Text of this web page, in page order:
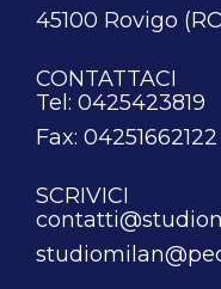
45100 Rovigo
CONTATTACI
Tel: 0425423819
Fax: 04251662122
SCRIVICI